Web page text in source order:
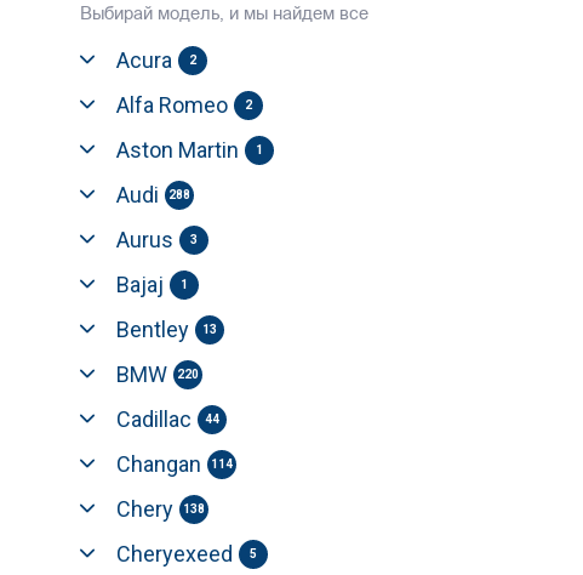
Выбирай модель, и мы найдем все
Acura 2
Alfa Romeo 2
Aston Martin 1
Audi 288
Aurus 3
Bajaj 1
Bentley 13
BMW 220
Cadillac 44
Changan 114
Chery 138
Cheryexeed 5